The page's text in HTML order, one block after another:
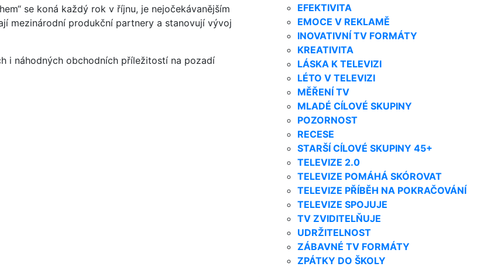
se koná každý rok v říjnu, je nejočekávanějším
mezinárodní produkční partnery a stanovují vývoj
i náhodných obchodních příležitostí na pozadí
EFEKTIVITA
EMOCE V REKLAMĚ
INOVATIVNÍ TV FORMÁTY
KREATIVITA
LÁSKA K TELEVIZI
LÉTO V TELEVIZI
MĚŘENÍ TV
MLADÉ CÍLOVÉ SKUPINY
POZORNOST
RECESE
STARŠÍ CÍLOVÉ SKUPINY 45+
TELEVIZE 2.0
TELEVIZE POMÁHÁ SKÓROVAT
TELEVIZE PŘÍBĚH NA POKRAČOVÁNÍ
TELEVIZE SPOJUJE
TV ZVIDITELŇUJE
UDRŽITELNOST
ZÁBAVNÉ TV FORMÁTY
ZPÁTKY DO ŠKOLY